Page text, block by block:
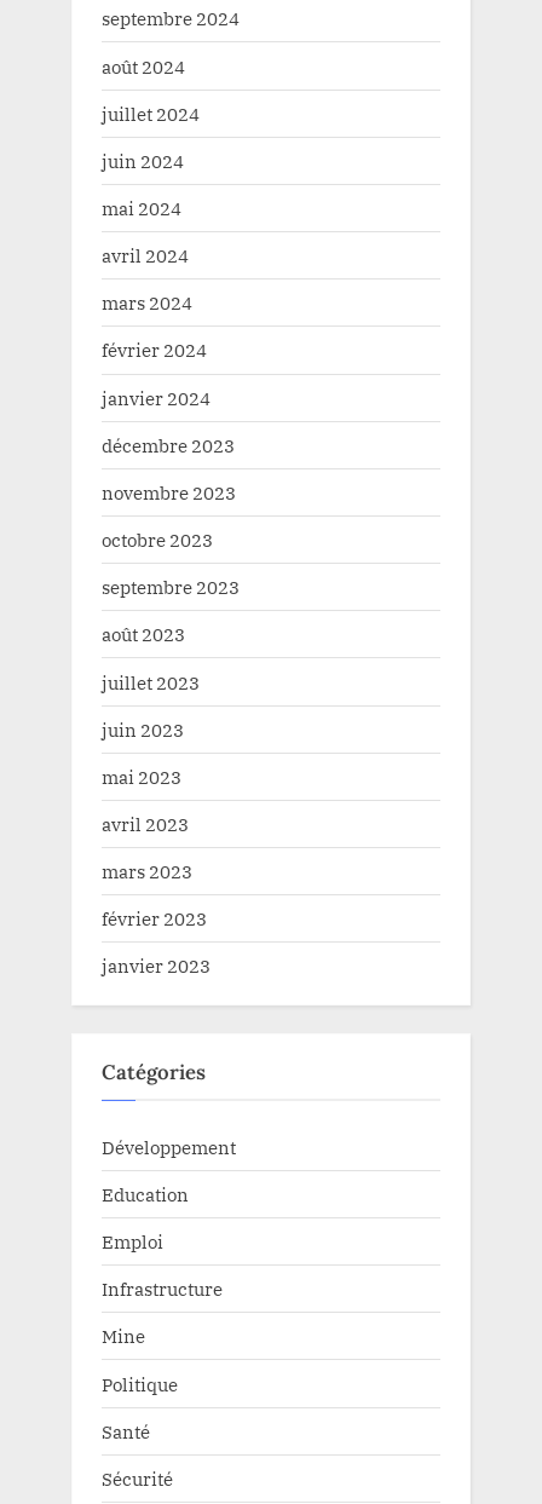
septembre 2024
août 2024
juillet 2024
juin 2024
mai 2024
avril 2024
mars 2024
février 2024
janvier 2024
décembre 2023
novembre 2023
octobre 2023
septembre 2023
août 2023
juillet 2023
juin 2023
mai 2023
avril 2023
mars 2023
février 2023
janvier 2023
Catégories
Développement
Education
Emploi
Infrastructure
Mine
Politique
Santé
Sécurité